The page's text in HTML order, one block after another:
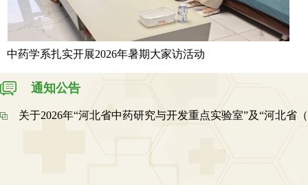
中药学系扎实开展2026年暑期大家访活动
通知公告
关于2026年“河北省中药研究与开发重点实验室”及“河北省